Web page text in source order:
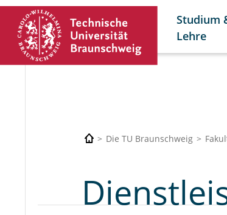
Studium
Lehre
Die TU Braunschweig